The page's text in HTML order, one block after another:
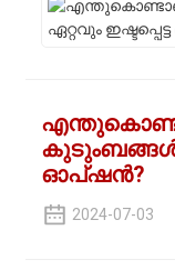
ഓപ്ഷൻ?
2024-07-03